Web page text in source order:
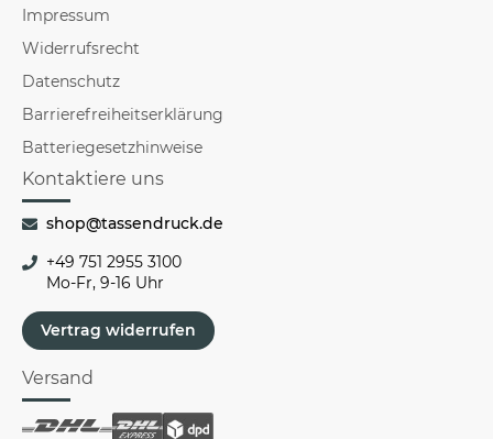
Impressum
Widerrufsrecht
Datenschutz
Barrierefreiheitserklärung
Batteriegesetzhinweise
Kontaktiere uns
shop@tassendruck.de
+49 751 2955 3100
Mo-Fr, 9-16 Uhr
Vertrag widerrufen
Versand